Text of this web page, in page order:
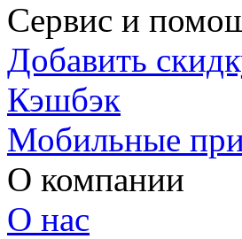
Сервис и
Добавить
Кэшбэк
Мобильные
О компании
О нас